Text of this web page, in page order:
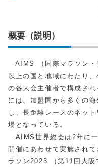
概要（説明）
AIMS （国際マラソン・
以上の国と地域にわたり
の各大会主催者で構成さ
には、加盟国から多くの
し、長距離レースのネッ
場となっている。
AIMS世界総会は2年に
開催にあわせて実施され
ラソン2023 （第11回大阪